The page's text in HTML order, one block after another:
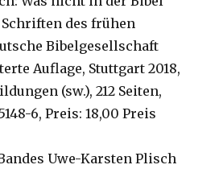
des frühen
Bibelgesellschaft
Auflage, Stuttgart 2018,
(sw.), 212 Seiten,
6, Preis: 18,00 Preis
Uwe-Karsten Plisch